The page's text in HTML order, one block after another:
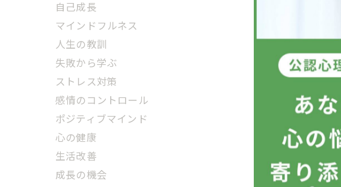
自己成長
マインドフルネス
人生の教訓
失敗から学ぶ
ストレス対策
感情のコントロール
ポジティブマインド
心の健康
生活改善
成長の機会